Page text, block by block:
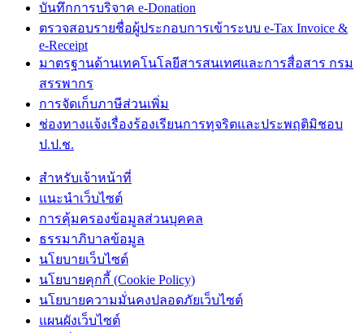
บันทึกการบริจาค e-Donation
ตรวจสอบรายชื่อผู้ประกอบการเข้าระบบ e-Tax Invoice &
e-Receipt
มาตรฐานด้านเทคโนโลยีสารสนเทศและการสื่อสาร กรม
สรรพากร
การจัดเก็บภาษีส่วนเพิ่ม
ช่องทางแจ้งเรื่องร้องเรียนการทุจริตและประพฤติมิชอบ
ป.ป.ช.
สำหรับเจ้าหน้าที่
แนะนำเว็บไซต์
การคุ้มครองข้อมูลส่วนบุคคล
ธรรมาภิบาลข้อมูล
นโยบายเว็บไซต์
นโยบายคุกกี้ (Cookie Policy)
นโยบายความมั่นคงปลอดภัยเว็บไซต์
แผนผังเว็บไซต์